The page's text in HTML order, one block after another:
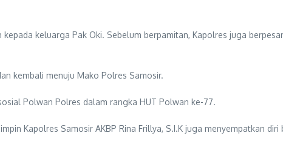
keluarga Pak Oki. Sebelum berpamitan, Kapolres juga
kembali menuju Mako Polres Samosir.
Polwan Polres dalam rangka HUT Polwan ke-77.
Kapolres Samosir AKBP Rina Frillya, S.I.K juga menyempatkan